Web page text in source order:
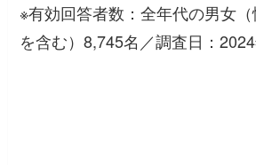
※有効回答者数：全年代の男女
を含む）8,745名／調査日：